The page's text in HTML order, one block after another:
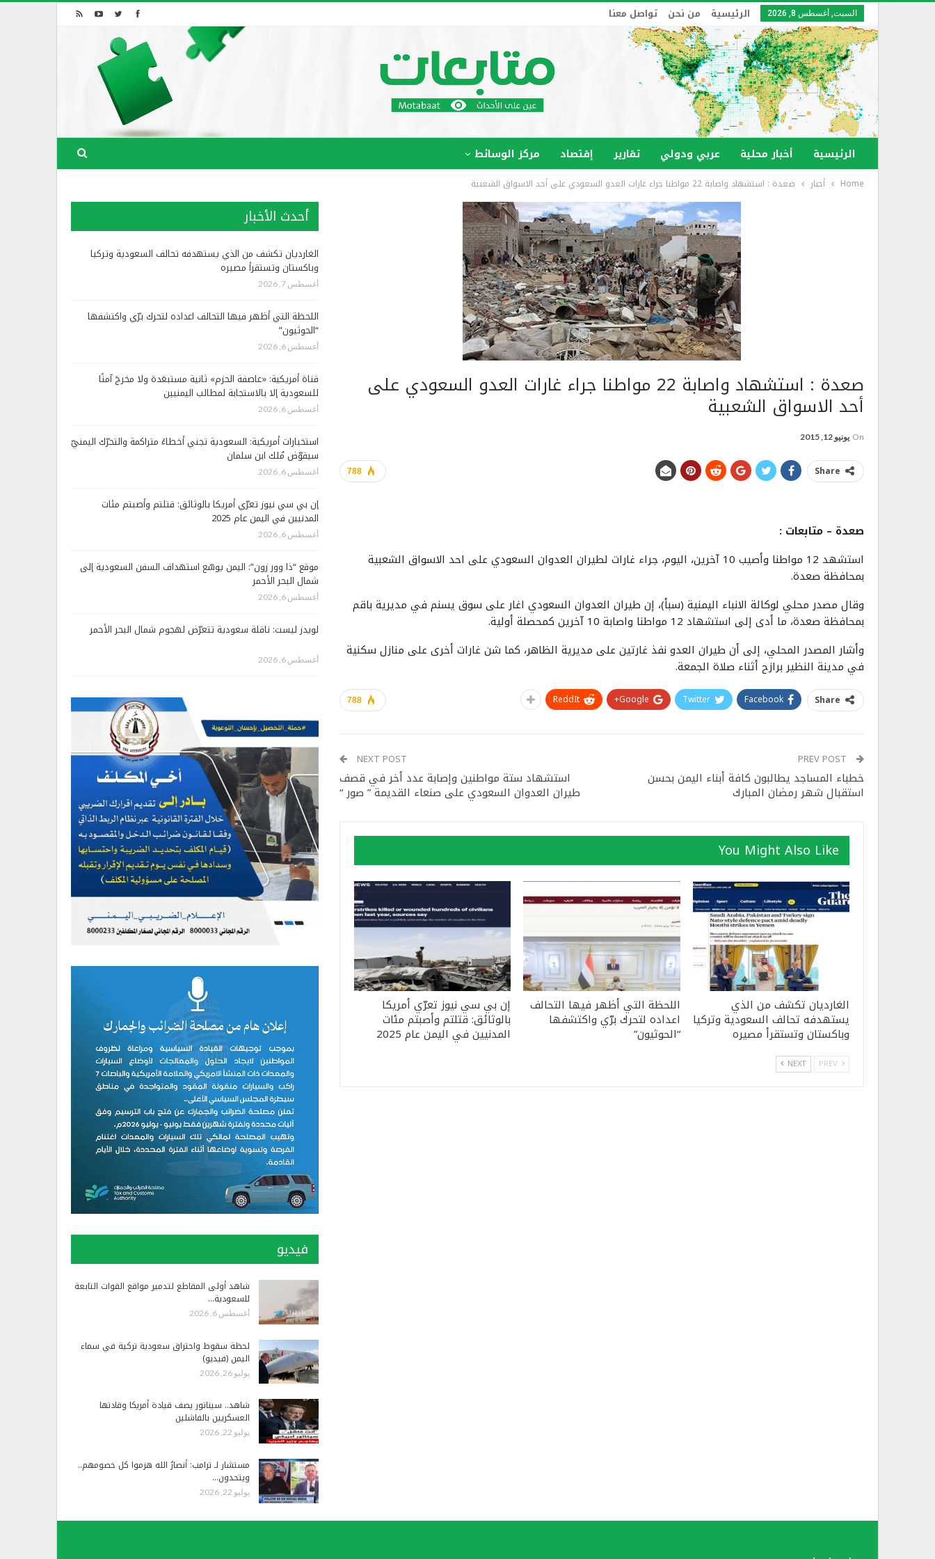
السبت, أغسطس 8, 2026 الرئيسية من نحن تواصل معنا
الرئيسية أخبار محلية عربي ودولي تقارير إقتصاد مركز الوسائط
Home أخبار صعدة : استشهاد واصابة 22 مواطنا جراء غارات العدو السعودي على أحد الاسواق الشعبية
صعدة : استشهاد واصابة 22 مواطنا جراء غارات العدو السعودي على
أحد الاسواق الشعبية
On يونيو 12, 2015
788 Share
صعدة – متابعات :
استشهد 12 مواطنا وأصيب 10 آخرين، اليوم، جراء غارات لطيران العدوان السعودي على احد الاسواق الشعبية
بمحافظة صعدة.
وقال مصدر محلي لوكالة الانباء اليمنية (سبأ)، إن طيران العدوان السعودي اغار على سوق يسنم في مديرية باقم
بمحافظة صعدة، ما أدى إلى استشهاد 12 مواطنا واصابة 10 آخرين كمحصلة أولية.
وأشار المصدر المحلي، إلى أن طيران العدو نفذ غارتين على مديرية الظاهر، كما شن غارات أخرى على منازل سكنية
في مدينة النظير برازح أثناء صلاة الجمعة.
788 Share
Facebook
Twitter
Google+
ReddIt
خطباء المساجد يطالبون كافة أبناء اليمن بحسن
استقبال شهر رمضان المبارك
NEXT POST
استشهاد ستة مواطنين وإصابة عدد أخر في قصف
طيران العدوان السعودي على صنعاء القديمة ” صور “
You Might Also Like
الغارديان تكشف من الذي
يستهدفه تحالف السعودية وتركيا
وباكستان وتستقرأ مصيره
اللحظة التي أظهر فيها التحالف
اعداده لتحرك برّي واكتشفها
“الحوثيون”
إن بي سي نيوز تعرّي أمريكا
بالوثائق: قتلتم وأصبتم مئات
المدنيين في اليمن عام 2025
NEXT
أحدث الأخبار
الغارديان تكشف من الذي يستهدفه تحالف السعودية وتركيا
وباكستان وتستقرأ مصيره
أغسطس 7, 2026
اللحظة التي أظهر فيها التحالف اعداده لتحرك برّي واكتشفها
“الحوثيون”
أغسطس 6, 2026
قناة أمريكية: «عاصفة الحزم» ثانية مستبعَدة ولا مخرجَ آمنًا
للسعودية إلا بالاستجابة لمطالب اليمنيين
أغسطس 6, 2026
استخبارات أمريكية: السعودية تجني أخطاءً متراكمة والتحرّك اليمنيّ
سيقوّض مُلك ابن سلمان
أغسطس 6, 2026
إن بي سي نيوز تعرّي أمريكا بالوثائق: قتلتم وأصبتم مئات
المدنيين في اليمن عام 2025
أغسطس 6, 2026
موقع “ذا وور زون”: اليمن يوسّع استهداف السفن السعودية إلى
شمال البحر الأحمر
أغسطس 6, 2026
لويدز ليست: ناقلة سعودية تتعرّض لهجوم شمال البحر الأحمر
أغسطس 6, 2026
فيديو
شاهد أولى المقاطع لتدمير مواقع القوات التابعة
للسعودية…
أغسطس 6, 2026
لحظة سقوط واحتراق سعودية تركية في سماء
اليمن (فيديو)
يوليو 26, 2026
شاهد.. سيناتور يصف قيادة أمريكا وقادتها
العسكريين بالفاشلين
يوليو 22, 2026
مستشار لـ ترامب: أنصارُ الله هزموا كل خصومهم..
ويتحدون…
يوليو 22, 2026